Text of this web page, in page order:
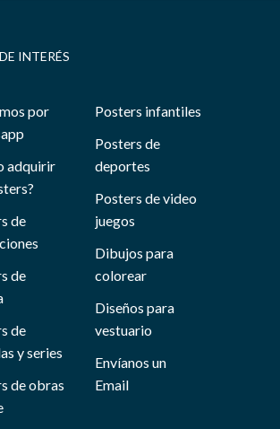
INTERÉS
por
adquirir
de
de
de
y series
de obras
Posters infantiles
Posters de
deportes
Posters de video
juegos
Dibujos para
colorear
Diseños para
vestuario
Envíanos un
Email